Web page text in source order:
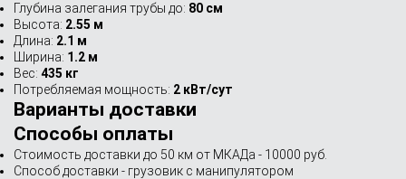
Глубина залегания трубы до: 80 см
Высота: 2.55 м
Длина: 2.1 м
Ширина: 1.2 м
Вес: 435 кг
Потребляемая мощность: 2 кВт/сут
Варианты доставки
Способы оплаты
Стоимость доставки до 50 км от МКАДа - 10000 руб.
Способ доставки - грузовик с манипулятором